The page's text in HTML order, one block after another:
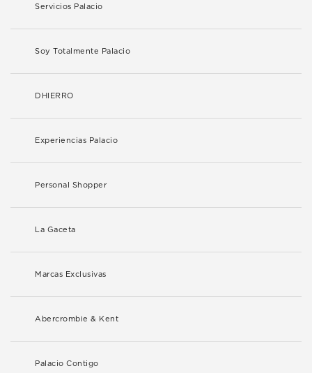
Servicios Palacio
Soy Totalmente Palacio
DHIERRO
Experiencias Palacio
Personal Shopper
La Gaceta
Marcas Exclusivas
Abercrombie & Kent
Palacio Contigo